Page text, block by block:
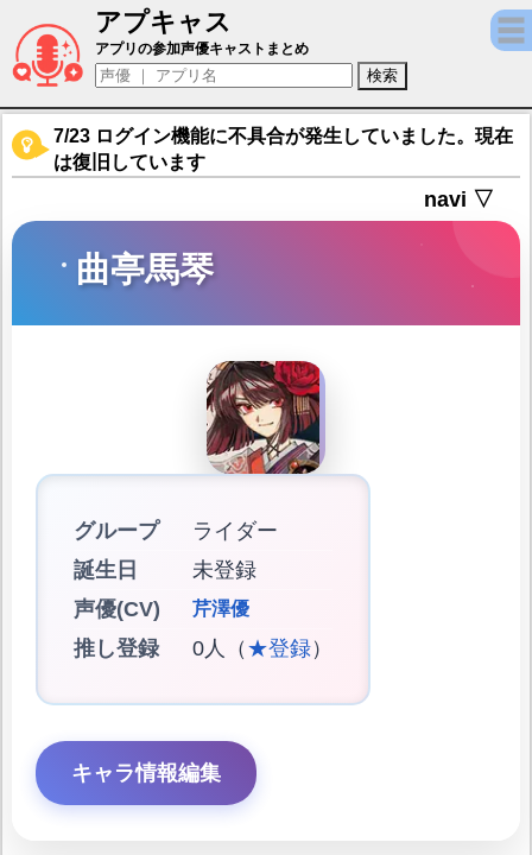
アプキャス
曲亭馬琴（声優：芹澤優)【Fate/Grand
アプリの参加声優キャストまとめ
7/23 ログイン機能に不具合が発生していました。現在
は復旧しています
navi ▽
曲亭馬琴
グループ
ライダー
誕生日
未登録
声優(CV)
芹澤優
推し登録 0人（ ★登録）
キャラ情報編集